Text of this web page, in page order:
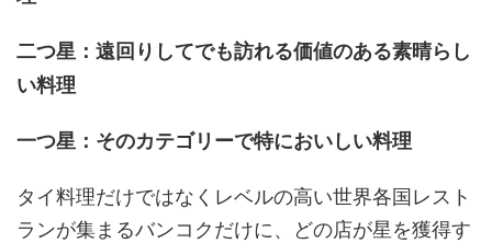
二つ星：遠回りしてでも訪れる価値のある素晴らし
い料理
一つ星：そのカテゴリーで特においしい料理
タイ料理だけではなくレベルの高い世界各国レスト
ランが集まるバンコクだけに、どの店が星を獲得す